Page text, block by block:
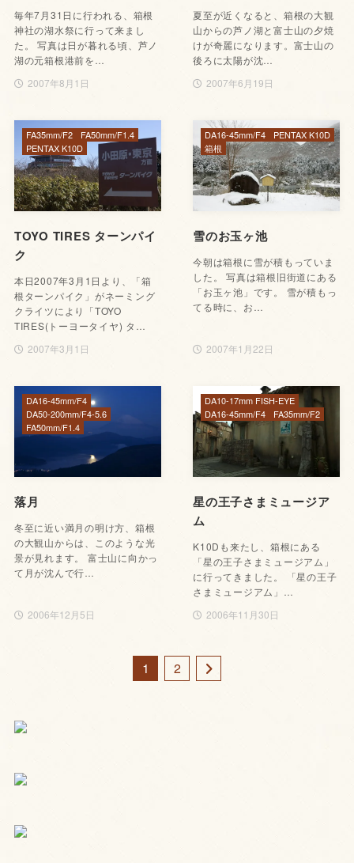
毎年7月31日に行われる、箱根
神社の湖水祭に行って来まし
た。 写真は日が暮れる頃、芦ノ
湖の元箱根港前を…
2007年8月1日
夏至が近くなると、箱根の大観
山からの芦ノ湖と富士山の夕焼
けが奇麗になります。富士山の
後ろに太陽が沈…
2007年6月19日
TOYO TIRES ターンパイ
ク
本日2007年3月1日より、「箱
根ターンパイク」がネーミング
クライツにより「TOYO
TIRES(トーヨータイヤ) タ…
2007年3月1日
FA35mm/F2
FA50mm/F1.4
PENTAX K10D
雪のお玉ヶ池
今朝は箱根に雪が積もっていま
した。 写真は箱根旧街道にある
「お玉ヶ池」です。 雪が積もっ
てる時に、お…
2007年1月22日
DA16-45mm/F4
PENTAX K10D
箱根
落月
冬至に近い満月の明け方、箱根
の大観山からは、このような光
景が見れます。 富士山に向かっ
て月が沈んで行…
2006年12月5日
DA16-45mm/F4
DA50-200mm/F4-5.6
FA50mm/F1.4
星の王子さまミュージア
ム
K10Dも来たし、箱根にある
「星の王子さまミュージアム」
に行ってきました。 「星の王子
さまミュージアム」…
2006年11月30日
DA10-17mm FISH-EYE
DA16-45mm/F4
FA35mm/F2
1 2